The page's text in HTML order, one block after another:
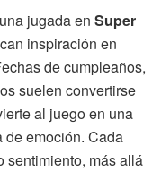
jugada en Super
inspiración en
de cumpleaños,
suelen convertirse
al juego en una
de emoción. Cada
sentimiento, más allá